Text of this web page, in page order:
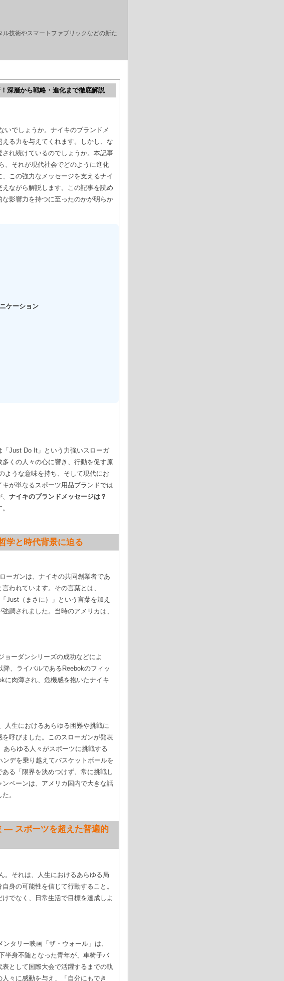
技術やスマートファブリックなどの新た
深層から戦略・進化まで徹底解説
いでしょうか。ナイキのブランドメ
る力を与えてくれます。しかし、な
れ続けているのでしょうか。本記事
、それが現代社会でどのように進化
この強力なメッセージを支えるナイ
ながら解説します。この記事を読め
影響力を持つに至ったのかが明らか
ケーション
Just Do It」という力強いスローガ
くの人々の心に響き、行動を促す原
ような意味を持ち、そして現代にお
が単なるスポーツ用品ブランドでは
ナイキのブランドメッセージは？
学と時代背景に迫る
ーガンは、ナイキの共同創業者であ
われています。その言葉とは、
Just（まさに）」という言葉を加え
調されました。当時のアメリカは、
ョーダンシリーズの成功などによ
、ライバルであるReebokのフィッ
に肉薄され、危機感を抱いたナイキ
人生におけるあらゆる困難や挑戦に
呼びました。このスローガンが発表
らゆる人々がスポーツに挑戦する
デを乗り越えてバスケットボールを
る「限界を決めつけず、常に挑戦し
ペーンは、アメリカ国内で大きな話
。
— スポーツを超えた普遍的
。それは、人生におけるあらゆる局
身の可能性を信じて行動すること。
でなく、日常生活で目標を達成しよ
タリー映画「ザ・ウォール」は、
半身不随となった青年が、車椅子バ
として国際大会で活躍するまでの軌
々に感動を与え、「自分にもでき